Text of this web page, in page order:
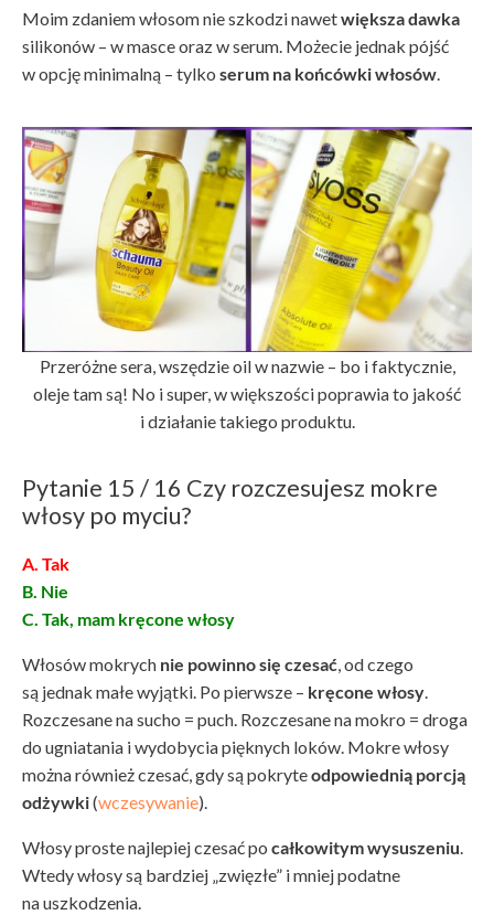
Moim zdaniem włosom nie szkodzi nawetwiększa dawka
silikonów – w masce oraz w serum. Możecie jednak pójść
w opcję minimalną – tylko serum na końcówki włosów.
Przeróżne sera, wszędzie oil w nazwie – bo i faktycznie,
oleje tam są! No i super, w większości poprawia to jakość
i działanie takiego produktu.
Pytanie 15 / 16 Czy rozczesujesz mokre
włosy po myciu?
A. Tak
B. Nie
C. Tak, mam kręcone włosy
Włosów mokrych nie powinno się czesać, od czego
są jednak małe wyjątki. Po pierwsze – kręcone włosy.
Rozczesane na sucho = puch. Rozczesane na mokro = droga
do ugniatania i wydobycia pięknych loków. Mokre włosy
można również czesać, gdy są pokryteodpowiednią porcją
odżywki(wczesywanie).
Włosy proste najlepiej czesać po całkowitym wysuszeniu.
Wtedy włosy są bardziej „zwięzłe” i mniej podatne
na uszkodzenia.